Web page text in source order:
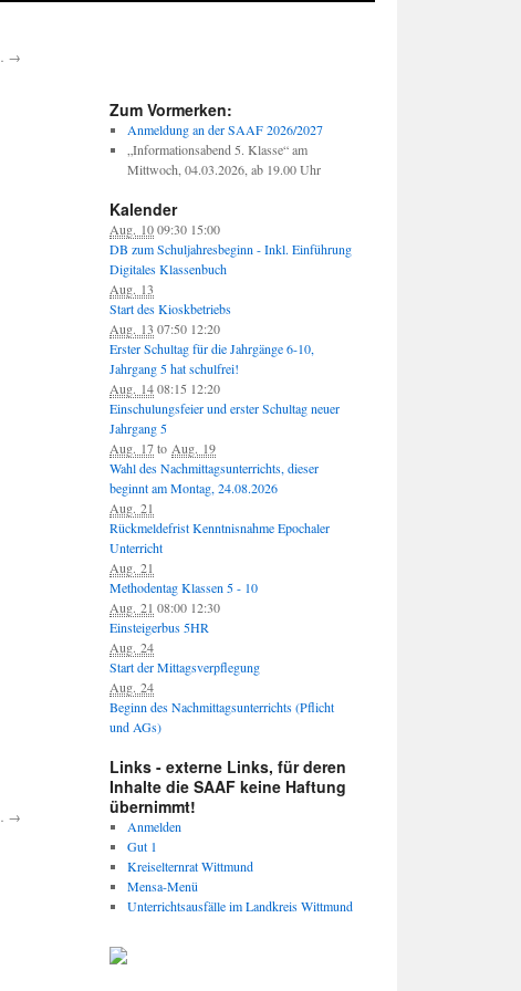
→
→
Zum Vormerken:
Anmeldung an der SAAF 2026/2027
„Informationsabend 5. Klasse“ am
Mittwoch, 04.03.2026, ab 19.00 Uhr
Kalender
Aug. 1009:30 15:00
DB zum Schuljahresbeginn - Inkl. Einführung
Digitales Klassenbuch
Aug. 13
Start des Kioskbetriebs
Aug. 13 07:50 12:20
Erster Schultag für die Jahrgänge 6-10,
Jahrgang 5 hat schulfrei!
Aug. 1408:15 12:20
Einschulungsfeier und erster Schultag neuer
Jahrgang 5
Aug. 17to Aug. 19
Wahl des Nachmittagsunterrichts, dieser
beginnt am Montag, 24.08.2026
Aug. 21
Rückmeldefrist Kenntnisnahme Epochaler
Unterricht
Aug. 21
Methodentag Klassen 5 - 10
Aug. 21 08:00 12:30
Einsteigerbus 5HR
Aug. 24
Start der Mittagsverpflegung
Aug. 24
Beginn des Nachmittagsunterrichts (Pflicht
und AGs)
Links - externe Links, für deren
Inhalte die SAAF keine Haftung
übernimmt!
Anmelden
Gut 1
Kreiselternrat Wittmund
Mensa-Menü
Unterrichtsausfälle im Landkreis Wittmund